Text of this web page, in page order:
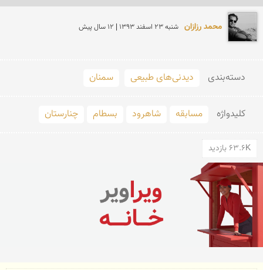
محمد رزازان شنبه 23 اسفند 1393 | 12 سال پیش
دسته‌بندی دیدنی‌های طبیعی سمنان
کلید‌واژه مسابقه شاهرود بسطام چنارستان
63.6K بازدید